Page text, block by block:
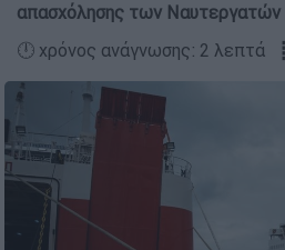
απασχόλησης των Ναυτεργατών
🕛 χρόνος ανάγνωσης: 2 λεπτά ┋